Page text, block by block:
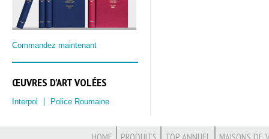
Commandez maintenant
ŒUVRES D'ART VOLÉES
Interpol Police Roumaine